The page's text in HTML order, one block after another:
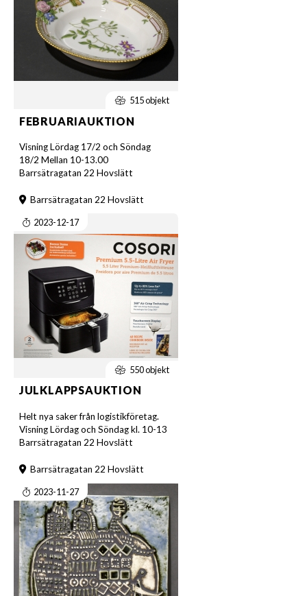
515 objekt
FEBRUARIAUKTION
Visning Lördag 17/2 och Söndag
18/2 Mellan 10-13.00
Barrsätragatan 22 Hovslätt
Barrsätragatan 22 Hovslätt
2023-12-17
550 objekt
JULKLAPPSAUKTION
Helt nya saker från logistikföretag.
Visning Lördag och Söndag kl. 10-13
Barrsätragatan 22 Hovslätt
Barrsätragatan 22 Hovslätt
2023-11-27